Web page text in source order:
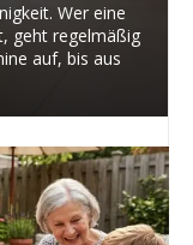
Wer eine
geht regelmäßig
auf, bis aus